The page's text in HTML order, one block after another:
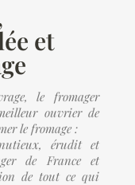
et
le fromager
ouvrier de
le fromage :
érudit et
de France et
de tout ce qui